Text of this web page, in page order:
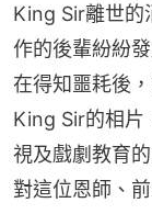
King Sir離世的
作的後輩紛紛
在得知噩耗後
King Sir的相片
視及戲劇教育
對這位恩師、